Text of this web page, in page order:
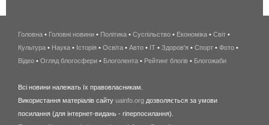
беспроводной
интернет
киев
wimax
Головна • Головні новини • Політика • Суспільство • Економіка • Світ •
Культура • Наука • Історія • Освіта • Авто • IT • Здоров'я • Спорт • Фото •
Відео • Огляд блогосфери • Блоголента • Рейтинг блогів • Блогожаби
Всі новини належать їх правовласникам.
Використання матеріалів сайту uainfo.org дозволяється за умови
посилання (для інтернет-видань - гіперпосилання).